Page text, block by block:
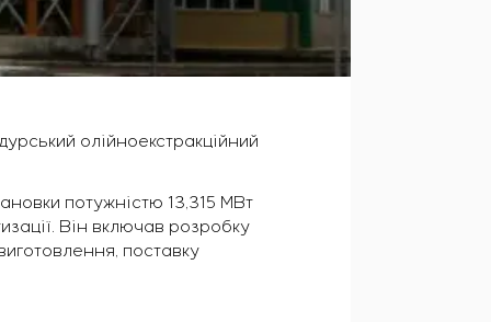
олійноекстракційний
потужністю 13,315 МВт
Він включав розробку
поставку